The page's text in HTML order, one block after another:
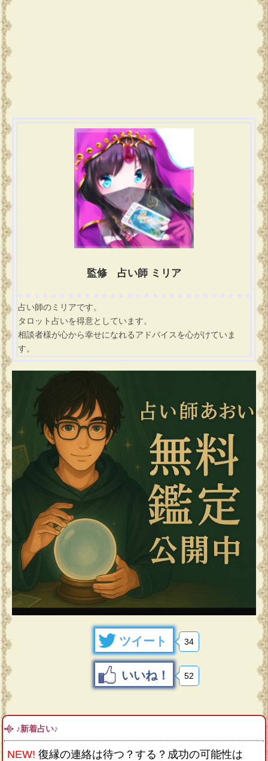
監修 占い師 ミリア
占い師のミリアです。
タロット占いを得意としています。
相談者様が心から幸せになれるアドバイスを心がけていま
す。
ツイート 34
いいね！ 52
♪新着占い♪
NEW! 復縁の連絡は待つ？する？成功の可能性は